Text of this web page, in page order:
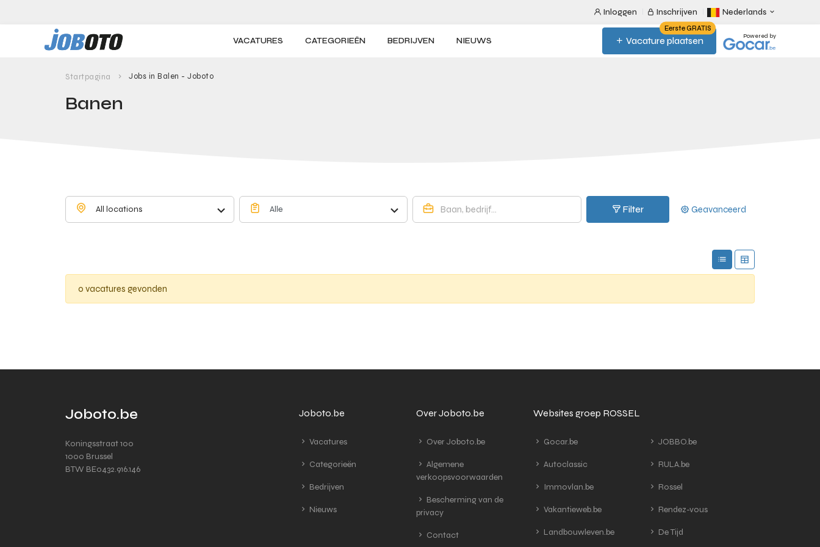
Inloggen Inschrijven Nederlands
VACATURES CATEGORIEËN BEDRIJVEN NIEUWS Vacature plaatsen
Eerste GRATIS
Powered by
Startpagina Jobs in Balen - Joboto
Banen
All locations Alle Filter Geavanceerd
0 vacatures gevonden
Joboto.be
Koningsstraat 100
1000 Brussel
BTW BE0432.916.146
Joboto.be
Vacatures
Categorieën
Bedrijven
Nieuws
Over Joboto.be
Over Joboto.be
Algemene
verkoopsvoorwaarden
Bescherming van de
privacy
Contact
Websites groep ROSSEL
Gocar.be
Autoclassic
Immovlan.be
Vakantieweb.be
Landbouwleven.be
JOBBO.be
RULA.be
Rossel
Rendez-vous
De Tijd